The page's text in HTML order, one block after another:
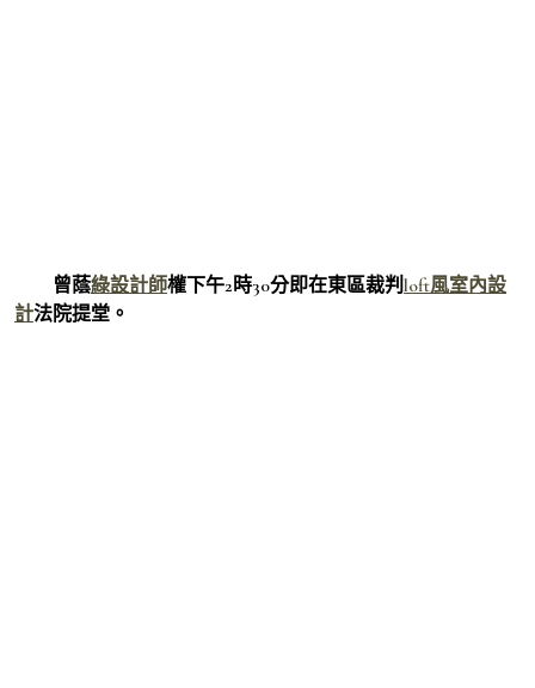
曾蔭綠設計師權下午2時30分即在東區裁判 loft風室內設
計法院提堂。